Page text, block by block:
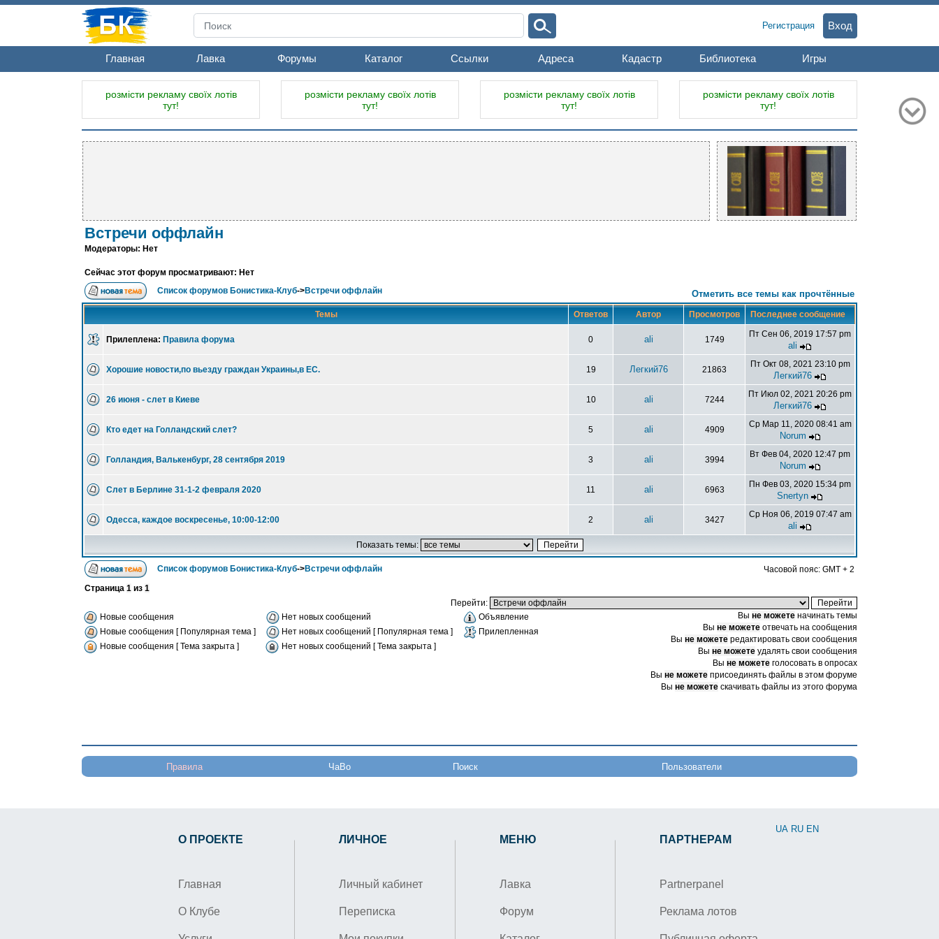
Регистрация Вход
Главная Лавка Форумы Каталог Ссылки Адреса Кадастр Библиотека Игры
розмісти рекламу своїх лотів
тут!
розмісти рекламу своїх лотів
тут!
розмісти рекламу своїх лотів
тут!
розмісти рекламу своїх лотів
тут!
Встречи оффлайн
Модераторы: Нет
Сейчас этот форум просматривают: Нет
Список форумов Бонистика-Клуб->Встречи оффлайн Отметить все темы как прочтённые
Темы Ответов Автор Просмотров Последнее сообщение
Прилеплена: Правила форума 0 ali 1749
Пт Сен 06, 2019 17:57 pm
ali
Хорошие новости,по вьезду граждан Украины,в ЕС. 19 Легкий76 21863
Пт Окт 08, 2021 23:10 pm
Легкий76
26 июня - слет в Киеве 10 ali 7244
Пт Июл 02, 2021 20:26 pm
Легкий76
Кто едет на Голландский слет? 5 ali 4909
Ср Мар 11, 2020 08:41 am
Norum
Голландия, Валькенбург, 28 сентября 2019 3 ali 3994
Вт Фев 04, 2020 12:47 pm
Norum
Слет в Берлине 31-1-2 февраля 2020 11 ali 6963
Пн Фев 03, 2020 15:34 pm
Snertyn
Одесса, каждое воскресенье, 10:00-12:00 2 ali 3427
Ср Ноя 06, 2019 07:47 am
ali
Показать темы:
Список форумов Бонистика-Клуб->Встречи оффлайн
Часовой пояс: GMT + 2
Страница 1 из 1
Перейти:
Новые сообщения
Нет новых сообщений
Объявление
Новые сообщения [ Популярная тема ]
Нет новых сообщений [ Популярная тема ]
Прилепленная
Новые сообщения [ Тема закрыта ]
Нет новых сообщений [ Тема закрыта ]
Вы не можете начинать темы
Вы не можете отвечать на сообщения
Вы не можете редактировать свои сообщения
Вы не можете удалять свои сообщения
Вы не можете голосовать в опросах
Вы не можете присоединять файлы в этом форуме
Вы не можете скачивать файлы из этого форума
Правила ЧаВо Поиск Пользователи
О ПРОЕКТЕ
Главная
О Клубе
ЛИЧНОЕ
Личный кабинет
Переписка
МЕНЮ
Лавка
Форум
ПАРТНЕРАМ
Partnerpanel
Реклама лотов
UA RU EN